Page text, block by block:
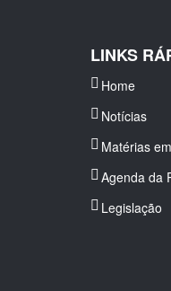
LINKS
Home
Notícias
Matérias
Agenda da
Legislação